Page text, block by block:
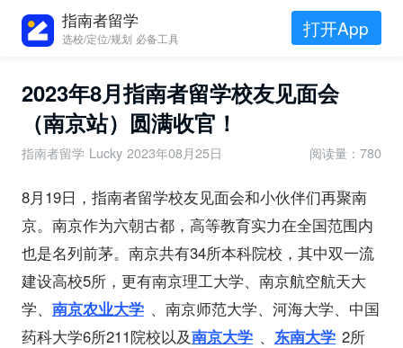
指南者留学
选校/定位/规划 必备工具 打开App
2023年8月指南者留学校友见面会
（南京站）圆满收官！
指南者留学 Lucky 2023年08月25日 阅读量：780
8月19日，指南者留学校友见面会和小伙伴们再聚南
京。南京作为六朝古都，高等教育实力在全国范围内
也是名列前茅。南京共有34所本科院校，其中双一流
建设高校5所，更有南京理工大学、南京航空航天大
学、 南京农业大学 、南京师范大学、河海大学、中国
药科大学6所211院校以及南京大学 、东南大学 2所